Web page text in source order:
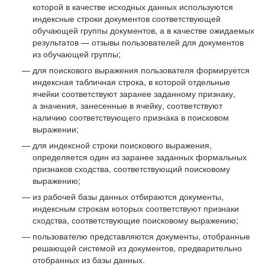
которой в качестве исходных данных используются
индексные строки документов соответствующей
обучающей группы документов, а в качестве ожидаемых
результатов — отзывы пользователей для документов
из обучающей группы;
для поискового выражения пользователя формируется
индексная табличная строка, в которой отдельные
ячейки соответствуют заранее заданному признаку,
а значения, занесенные в ячейку, соответствуют
наличию соответствующего признака в поисковом
выражении;
для индексной строки поискового выражения,
определяется один из заранее заданных формальных
признаков сходства, соответствующий поисковому
выражению;
из рабочей базы данных отбираются документы,
индексным строкам которых соответствуют признаки
сходства, соответствующие поисковому выражению;
пользователю представляются документы, отобранные
решающей системой из документов, предварительно
отобранных из базы данных.